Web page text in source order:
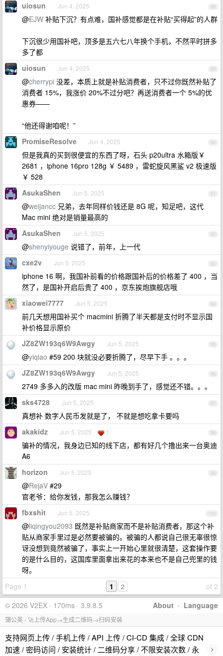
88
uiosun Jun 4, 2025
@EJW 补贴下沉？有点难，国补感觉都是在补贴“买得起”的人群
下沉很少用国补吧，顶多是五六七八年换个手机，不然平时拼多
多了都
89
uiosun Jun 4, 2025
@cherrypi 没差，本质上就是补贴消费者，只不过你既然补贴了
消费者 15%，我涨价 20%不过分吧？再送消费者一个 5%的优
惠券——
“他还得谢咱呢！”
90
PromiseResolve Jun 4, 2025
但是我真的买到很便宜的东西了呀，石头 p20ultra 水箱版￥
2681 ，iphone 16pro 128g ￥ 5489 ，雷蛇旋风黑鲨 v2 极速版
￥ 528
91
AsukaShen Jun 5, 2025
@weijancc 兄弟，去年同样价钱还是 8G 呢，知足吧，这代
Mac mini 绝对是销量最高的
92
AsukaShen Jun 5, 2025
@shenyiyouge 说错了，前年，上一代
93
cxe2v Jun 5, 2025
iphone 16 啊，我国补前看的价格跟国补后的价格差了 400 ，当
然了，是国补开启后贵了 400 ，京东挨炮旗舰店哦
94
xiaowei7777 Jun 5, 2025
前几天想用国补买个 macmini 折腾了半天都是支付时不显示国
补价格显示原价
95
JZ8ZW193q6W9Awgy Jun 5, 2025
@yiqiao #59 200 块就没必要折腾了，尽早下手 。。。
96
JZ8ZW193q6W9Awgy Jun 5, 2025
2749 多多入的改版 mac mini 昨晚到手了，感觉还不错。。。
97
sks4728 Jun 5, 2025
真想补 数字人民币发就是了， 不就是想吃拿卡要吗
98
akakidz Jun 5, 2025 1
骗补的情况，我身边已知的线下店，都有好几个撸出来一台奥迪
A6
99
horizon Jun 5, 2025
@RejaV #29
官老爷：给你发钱，那我怎么赚钱？
100
fbxshit Jun 5, 2025
@liqingyou2093 既然是补贴商家而不是补贴消费者，那这个补
贴从商家手里过是必然要被骗的。被骗的人都说自己很无辜很惊
讶没想到竟然被骗了，事实上一开始心里就很清楚，这套操作要
的是什么目的，这国库里面拿出来花的本来也不是自己兜里的钱
呀。
Page 1
of 2
1 2
About · Language
© 2026 V2EX · 170ms · 3.9.8.5
蒲公英 - 🚀上传App→生成二维码→扫码安装
支持网页上传 / 手机上传 / API 上传 / CI-CD 集成 / 全球 CDN
加速 / 密码访问 / 安装统计 / 二维码分享 / 不限安装次数 / 永
›